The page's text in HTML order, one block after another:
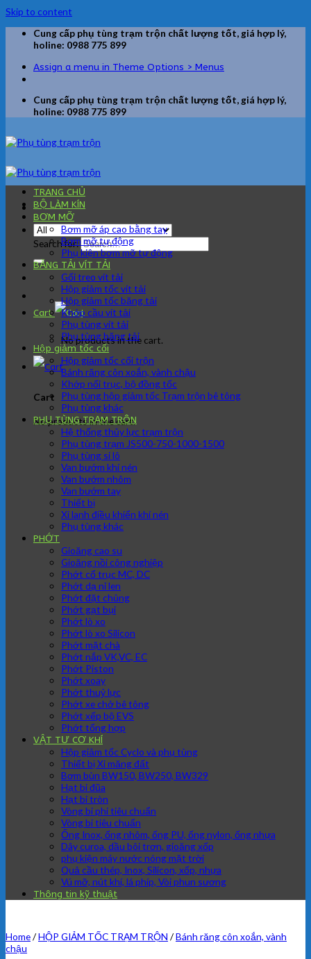
Skip to content
Cung cấp phụ tùng trạm trộn chất lượng tốt, giá hợp lý,
holine: 0988 775 899
Assign a menu in Theme Options > Menus
Cung cấp phụ tùng trạm trộn chất lượng tốt, giá hợp lý,
holine: 0988 775 899
Search for:
Cart
No products in the cart.
Cart
No products in the cart.
TRANG CHỦ
BỘ LÀM KÍN
BƠM MỠ
Bơm mỡ áp cao bằng tay
Bơm mỡ tự động
Phụ kiện bơm mỡ tự động
BĂNG TẢI VÍT TẢI
Gối treo vít tải
Hộp giảm tốc vít tải
Hộp giảm tốc băng tải
Khớp cầu vít tải
Phụ tùng vít tải
Phụ tùng băng tải
Hộp giảm tốc cối
Hộp giảm tốc cối trộn
Bánh răng côn xoắn, vành chậu
Khớp nối trục, bộ đồng tốc
Phụ tùng hộp giảm tốc Trạm trộn bê tông
Phụ tùng khác
PHỤ TÙNG TRẠM TRÔN
Hệ thống thủy lực trạm trộn
Phụ tùng trạm JS500-750-1000-1500
Phụ tùng si lô
Van bướm khí nén
Van bướm nhôm
Van bướm tay
Thiết bị
Xi lanh điều khiển khí nén
Phụ tùng khác
PHỚT
Gioăng cao su
Gioăng nồi công nghiệp
Phớt cổ trục MC, DC
Phớt dạ nỉ len
Phớt đặt chủng
Phớt gạt bụi
Phớt lò xo
Phớt lò xo Silicon
Phớt mặt chà
Phớt nắp VK,VC, EC
Phớt Piston
Phớt xoay
Phớt thuỷ lực
Phớt xe chở bê tông
Phớt xếp bộ EVS
Phớt tổng hợp
VẬT TƯ CƠ KHÍ
Hộp giảm tốc Cyclo và phụ tùng
Thiết bị Xi măng đất
Bơm bùn BW150, BW250, BW329
Hạt bi đũa
Hạt bi tròn
Vòng bi phi tiêu chuẩn
Vòng bi tiêu chuẩn
Ống Inox, ống nhôm, ống PU, ống nylon, ống nhựa
Dây curoa, dầu bôi trơn, gioăng xốp
phụ kiện máy nước nóng mặt trời
Quả cầu thép, Inox, Silicon, xốp, nhựa
Vú mỡ, nút khí, lá phíp, Vòi phun sương
Thông tin kỹ thuật
Home/HỘP GIẢM TỐC TRẠM TRỘN /Bánh răng côn xoắn, vành
chậu